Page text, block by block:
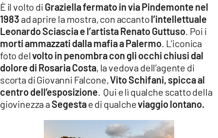
È il volto di Graziella fermato in via Pindemonte nel
1983 ad aprire la mostra, con accantol’intellettuale
Leonardo Sciascia e l’artista Renato Guttuso . Poi i
morti ammazzati dalla mafia a Palermo . L’iconica
foto delvolto in penombra con gli occhi chiusi dal
dolore di Rosaria Costa, la vedova dell’agente di
scorta di Giovanni Falcone,Vito Schifani, spicca al
centro dell’esposizione . Qui e lì qualche scatto della
giovinezza aSegestae di qualcheviaggio lontano.